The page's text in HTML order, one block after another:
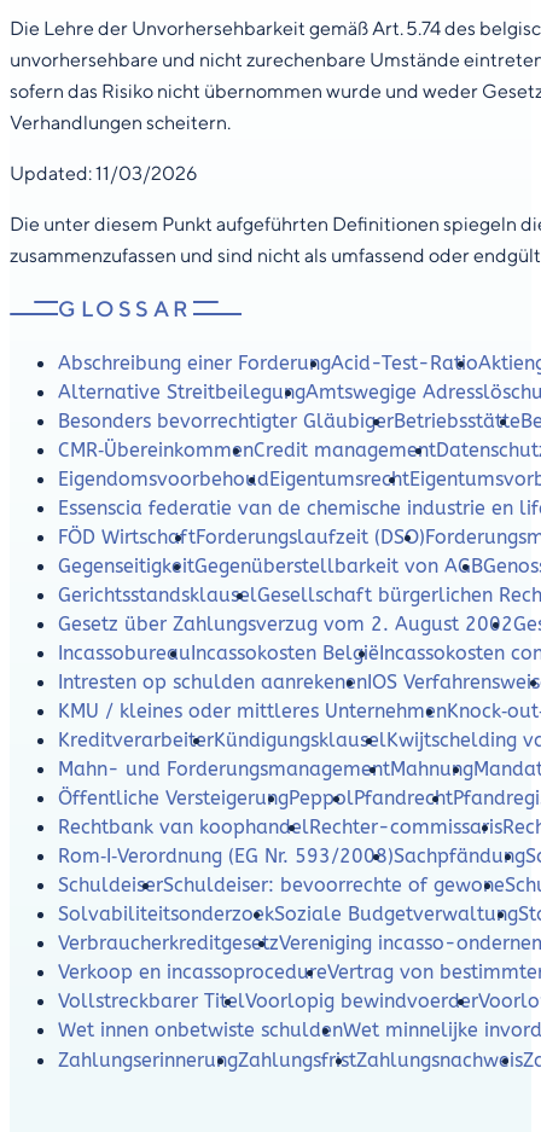
GLOSSAR
Abschreibung einer ForderungAcid-Test-Ratio
Alternative StreitbeilegungAmtswegige
Besonders bevorrechtigter GläubigerBetriebsstätte
CMR‑ÜbereinkommenCredit management
EigendomsvoorbehoudEigentumsrecht
Essenscia federatie van de chemische industrie en
FÖD WirtschaftForderungslaufzeit (DSO)
GegenseitigkeitGegenüberstellbarkeit von AGB
GerichtsstandsklauselGesellschaft bürgerlichen
Gesetz über Zahlungsverzug vom 2. August 2002
IncassobureauIncassokosten BelgiëIncassokosten
Intresten op schulden aanrekenenIOS
KMU / kleines oder mittleres Unternehmen
KreditverarbeiterKündigungsklauselKwijtschelding
Mahn- und ForderungsmanagementMahnung
Öffentliche VersteigerungPeppolPfandrecht
Rechtbank van koophandelRechter-commissaris
Rom‑I‑Verordnung (EG Nr. 593/2008)Sachpfändung
SchuldeiserSchuldeiser: bevoorrechte of gewone
SolvabiliteitsonderzoekSoziale Budgetverwaltung
VerbraucherkreditgesetzVereniging incasso-
Verkoop en incassoprocedureVertrag von
Vollstreckbarer TitelVoorlopig bewindvoerder
Wet innen onbetwiste schuldenWet minnelijke
ZahlungserinnerungZahlungsfristZahlungsnachweis
Die Lehre der Unvorhersehbarkeit gemäß Art. 5.74 des
unvorhersehbare und nicht zurechenbare Umstände
sofern das Risiko nicht übernommen wurde und weder
Verhandlungen scheitern.
Updated: 11/03/2026
Die unter diesem Punkt aufgeführten Definitionen spiegeln
zusammenzufassen und sind nicht als umfassend oder